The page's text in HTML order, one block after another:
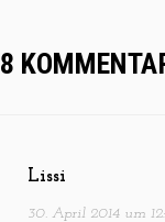
8
Lissi
30. April 2014 um